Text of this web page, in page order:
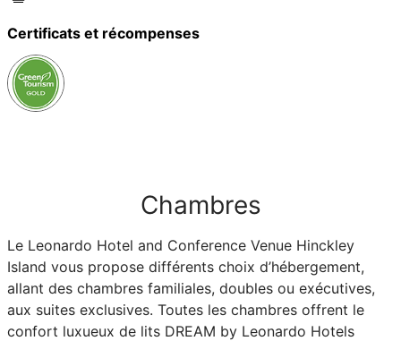
Certificats et récompenses
Chambres
Le Leonardo Hotel and Conference Venue Hinckley
Island vous propose différents choix d’hébergement,
allant des chambres familiales, doubles ou exécutives,
aux suites exclusives. Toutes les chambres offrent le
confort luxueux de lits DREAM by Leonardo Hotels